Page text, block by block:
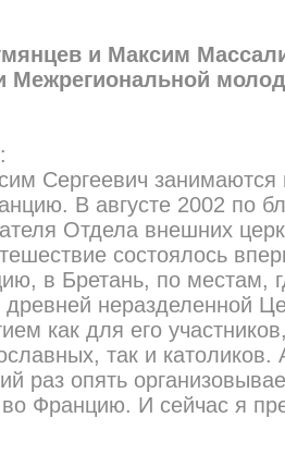
и Максим
Межрегиональной
Сергеевич занимаются
В августе 2002 по
Отдела внешних
состоялось
в Бретань, по местам,
неразделенной
как для его
так и
раз опять
во Францию. И сейчас я